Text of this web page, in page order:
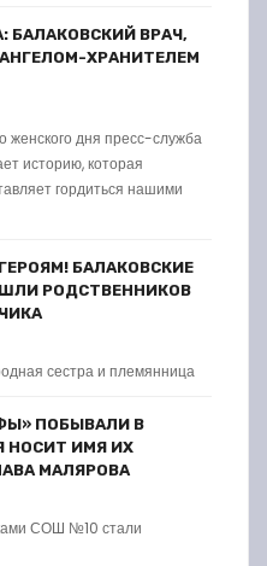
БАЛАКОВСКИЙ ВРАЧ,
ХРАНИТЕЛЕМ
женского дня пресс-служба
историю, которая
гордиться нашими
БАЛАКОВСКИЕ
РОДСТВЕННИКОВ
сестра и племянница
ПОБЫВАЛИ В
НОСИТ ИМЯ ИХ
МАЛЯРОВА
СОШ №10 стали